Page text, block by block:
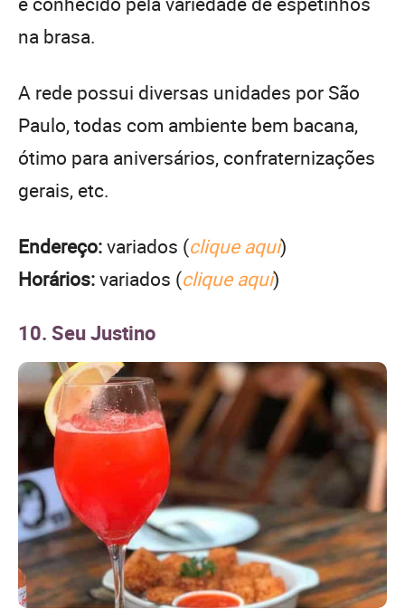
na brasa.
A rede possui diversas unidades por São
Paulo, todas com ambiente bem bacana,
ótimo para aniversários, confraternizações
gerais, etc.
Endereço:variados (clique aqui)
Horários:variados (clique aqui)
10. Seu Justino